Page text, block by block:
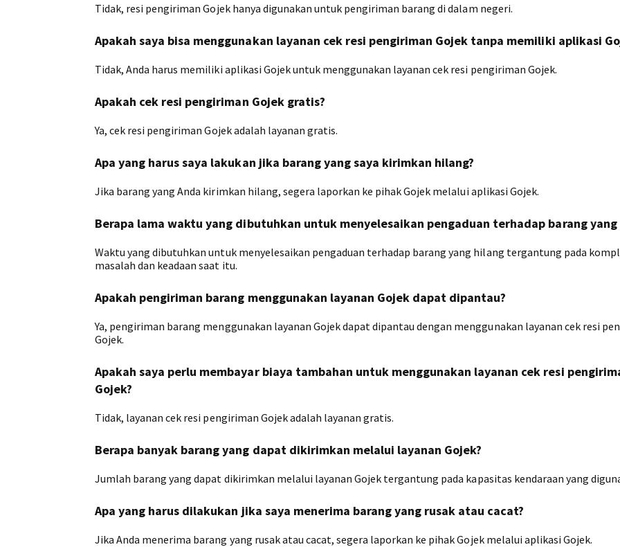
Tidak, resi pengiriman Gojek hanya digunakan untuk pengiriman barang di dalam negeri.
Apakah saya bisa menggunakan layanan cek resi pengiriman Gojek tanpa memiliki aplikasi
Tidak, Anda harus memiliki aplikasi Gojek untuk menggunakan layanan cek resi pengiriman Gojek.
Apakah cek resi pengiriman Gojek gratis?
Ya, cek resi pengiriman Gojek adalah layanan gratis.
Apa yang harus saya lakukan jika barang yang saya kirimkan hilang?
Jika barang yang Anda kirimkan hilang, segera laporkan ke pihak Gojek melalui aplikasi Gojek.
Berapa lama waktu yang dibutuhkan untuk menyelesaikan pengaduan terhadap barang yang
Waktu yang dibutuhkan untuk menyelesaikan pengaduan terhadap barang yang hilang tergantung pada
masalah dan keadaan saat itu.
Apakah pengiriman barang menggunakan layanan Gojek dapat dipantau?
Ya, pengiriman barang menggunakan layanan Gojek dapat dipantau dengan menggunakan layanan cek resi
Gojek.
Apakah saya perlu membayar biaya tambahan untuk menggunakan layanan cek resi
Gojek?
Tidak, layanan cek resi pengiriman Gojek adalah layanan gratis.
Berapa banyak barang yang dapat dikirimkan melalui layanan Gojek?
Jumlah barang yang dapat dikirimkan melalui layanan Gojek tergantung pada kapasitas kendaraan yang
Apa yang harus dilakukan jika saya menerima barang yang rusak atau cacat?
Jika Anda menerima barang yang rusak atau cacat, segera laporkan ke pihak Gojek melalui aplikasi Gojek.